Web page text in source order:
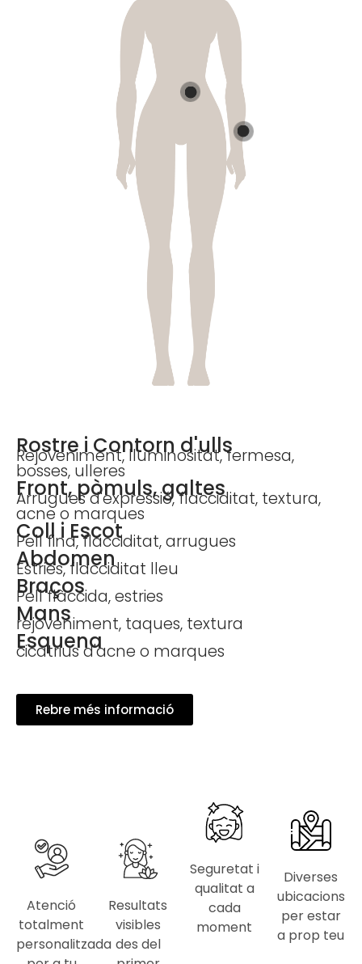
Rostre i Contorn d'ulls
Rejoveniment, lluminositat, fermesa,
bosses, ulleres
Front, pòmuls, galtes
Arrugues d'expressió, flacciditat, textura,
acne o marques
Coll i Escot
Pell fina, flacciditat, arrugues
Abdomen
Estries, flacciditat lleu
Braços
Pell flàccida, estries
Mans
rejoveniment, taques, textura
Esquena
cicatrius d'acne o marques
Rebre més informació
Atenció
totalment
personalitzada
Resultats
visibles
des del
Seguretat i
qualitat a
cada
moment
Diverses
ubicacions
per estar
a prop teu